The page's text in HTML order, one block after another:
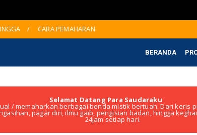
CARA PEMAHARAN
BERANDA
Selamat Datang Para Saudaraku
/ memaharkan berbagai benda mistik bertuah. Dari
pagar diri, ilmu gaib, pengisian badan, hingga
24jam setiap hari.